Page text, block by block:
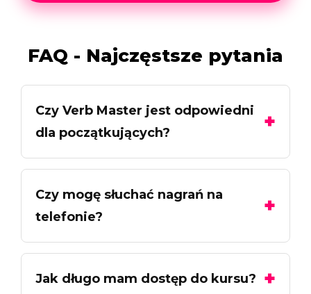
FAQ - Najczęstsze pytania
Czy Verb Master jest odpowiedni
dla początkujących?
Czy mogę słuchać nagrań na
telefonie?
Jak długo mam dostęp do kursu?